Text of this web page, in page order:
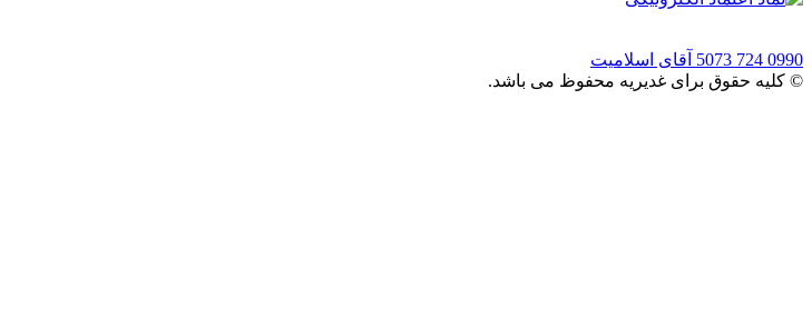
0990 724 5073
آقای اسلامیت
© کلیه حقوق برای غدیریه محفوظ می باشد.